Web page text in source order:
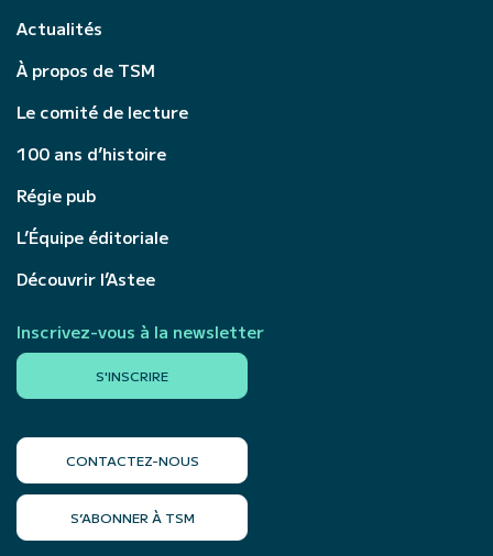
Actualités
À propos de TSM
Le comité de lecture
100 ans d’histoire
Régie pub
L’Équipe éditoriale
Découvrir l’Astee
Inscrivez-vous à la newsletter
S'INSCRIRE
CONTACTEZ-NOUS
S’ABONNER À TSM